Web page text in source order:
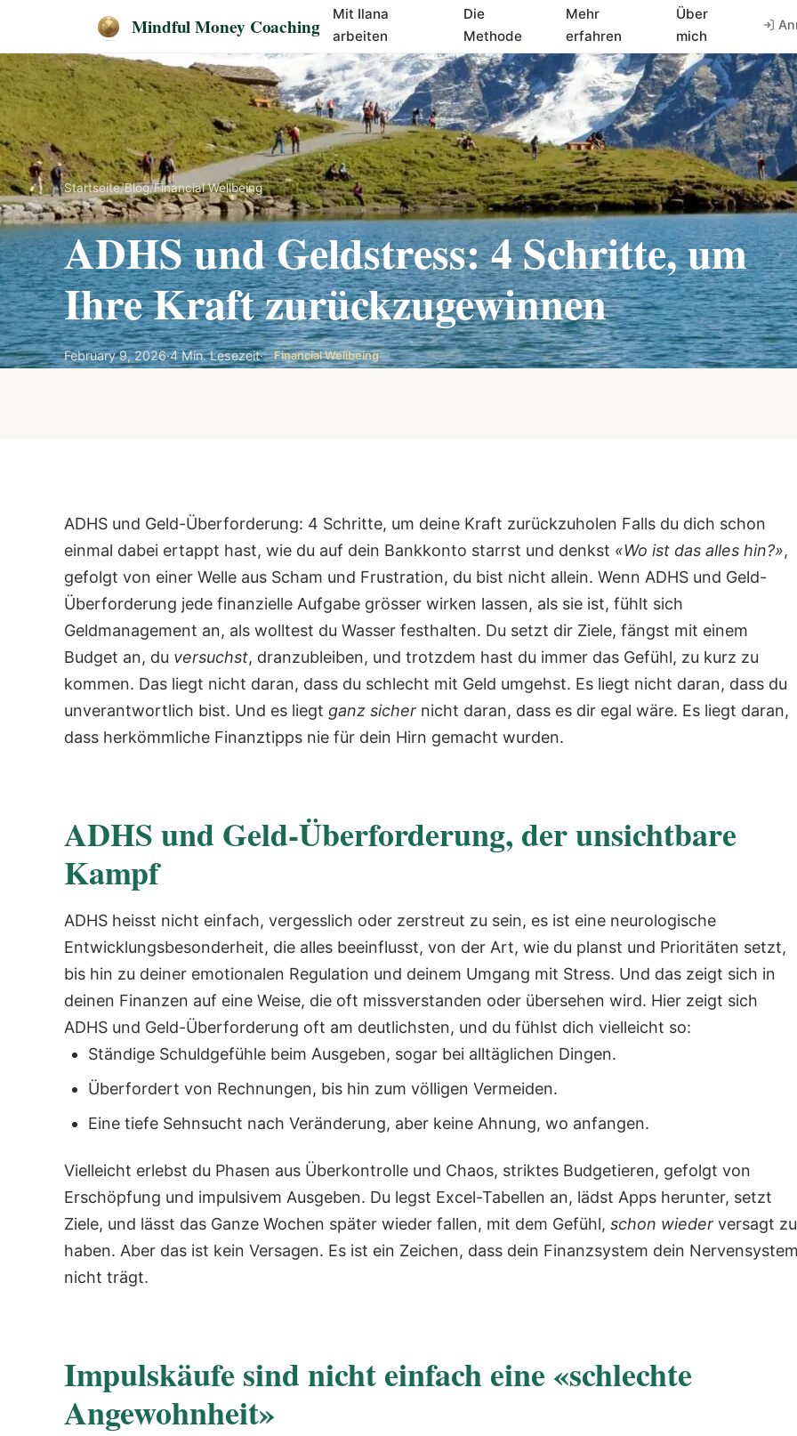
Mindful Money Coaching
Mit Ilana
arbeiten
Die
Methode
Mehr
erfahren
Über
mich
Startseite/Blog/Financial Wellbeing
ADHS und Geldstress: 4 Schritte, um
Ihre Kraft zurückzugewinnen
February 9, 2026·4 Min. Lesezeit· Financial Wellbeing
ADHS und Geld-Überforderung: 4 Schritte, um deine Kraft zurückzuholen Falls du dich schon
einmal dabei ertappt hast, wie du auf dein Bankkonto starrst und denkst «Wo ist das alles hin?»,
gefolgt von einer Welle aus Scham und Frustration, du bist nicht allein. Wenn ADHS und Geld-
Überforderung jede finanzielle Aufgabe grösser wirken lassen, als sie ist, fühlt sich
Geldmanagement an, als wolltest du Wasser festhalten. Du setzt dir Ziele, fängst mit einem
Budget an, du versuchst, dranzubleiben, und trotzdem hast du immer das Gefühl, zu kurz zu
kommen. Das liegt nicht daran, dass du schlecht mit Geld umgehst. Es liegt nicht daran, dass du
unverantwortlich bist. Und es liegt ganz sicher nicht daran, dass es dir egal wäre. Es liegt daran,
dass herkömmliche Finanztipps nie für dein Hirn gemacht wurden.
ADHS und Geld-Überforderung, der unsichtbare
Kampf
ADHS heisst nicht einfach, vergesslich oder zerstreut zu sein, es ist eine neurologische
Entwicklungsbesonderheit, die alles beeinflusst, von der Art, wie du planst und Prioritäten setzt,
bis hin zu deiner emotionalen Regulation und deinem Umgang mit Stress. Und das zeigt sich in
deinen Finanzen auf eine Weise, die oft missverstanden oder übersehen wird. Hier zeigt sich
ADHS und Geld-Überforderung oft am deutlichsten, und du fühlst dich vielleicht so:
Ständige Schuldgefühle beim Ausgeben, sogar bei alltäglichen Dingen.
Überfordert von Rechnungen, bis hin zum völligen Vermeiden.
Eine tiefe Sehnsucht nach Veränderung, aber keine Ahnung, wo anfangen.
Vielleicht erlebst du Phasen aus Überkontrolle und Chaos, striktes Budgetieren, gefolgt von
Erschöpfung und impulsivem Ausgeben. Du legst Excel-Tabellen an, lädst Apps herunter, setzt
Ziele, und lässt das Ganze Wochen später wieder fallen, mit dem Gefühl, schon wieder versagt zu
haben. Aber das ist kein Versagen. Es ist ein Zeichen, dass dein Finanzsystem dein Nervensystem
nicht trägt.
Impulskäufe sind nicht einfach eine «schlechte
Angewohnheit»